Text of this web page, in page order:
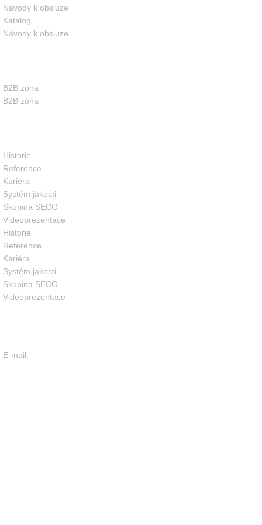
Návody k obsluze
Katalog
Návody k obsluze
B2B zóna
B2B zóna
Historie
Reference
Kariéra
Systém jakosti
Skupina SECO
Videoprezentace
Historie
Reference
Kariéra
Systém jakosti
Skupina SECO
Videoprezentace
E-mail: